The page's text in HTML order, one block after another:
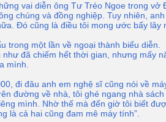
vai diễn ông Tư Tréo Ngoe trong
chúng và đồng nghiệp. Tuy nhiên,
Đó cũng là điều tôi mong ước bấy lây
trong một lần về ngoại thành biểu diễn.
như đã chiếm hết thời gian, nhưng mấy
mình.
đi đâu anh em nghệ sĩ cũng nói về
đường về nhà, tôi ghé ngang nhà
mình. Nhờ thế mà đến giờ tôi biết
là cả hai cũng đam mê máy tính”.